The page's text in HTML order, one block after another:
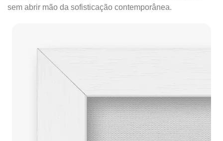
sem abrir mão da sofisticação contemporânea.